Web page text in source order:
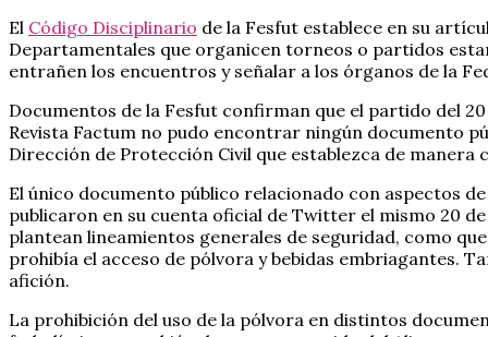
El Código Disciplinario de la Fesfut establece en su
Departamentales que organicen torneos o partidos
entrañen los encuentros y señalar a los órganos de la
Documentos de la Fesfut confirman que el partido del
Revista Factum no pudo encontrar ningún documento
Dirección de Protección Civil que establezca de
El único documento público relacionado con aspectos
publicaron en su cuenta oficial de Twitter el mismo 20
plantean lineamientos generales de seguridad, como
prohibía el acceso de pólvora y bebidas embriagantes.
afición.
La prohibición del uso de la pólvora en distintos